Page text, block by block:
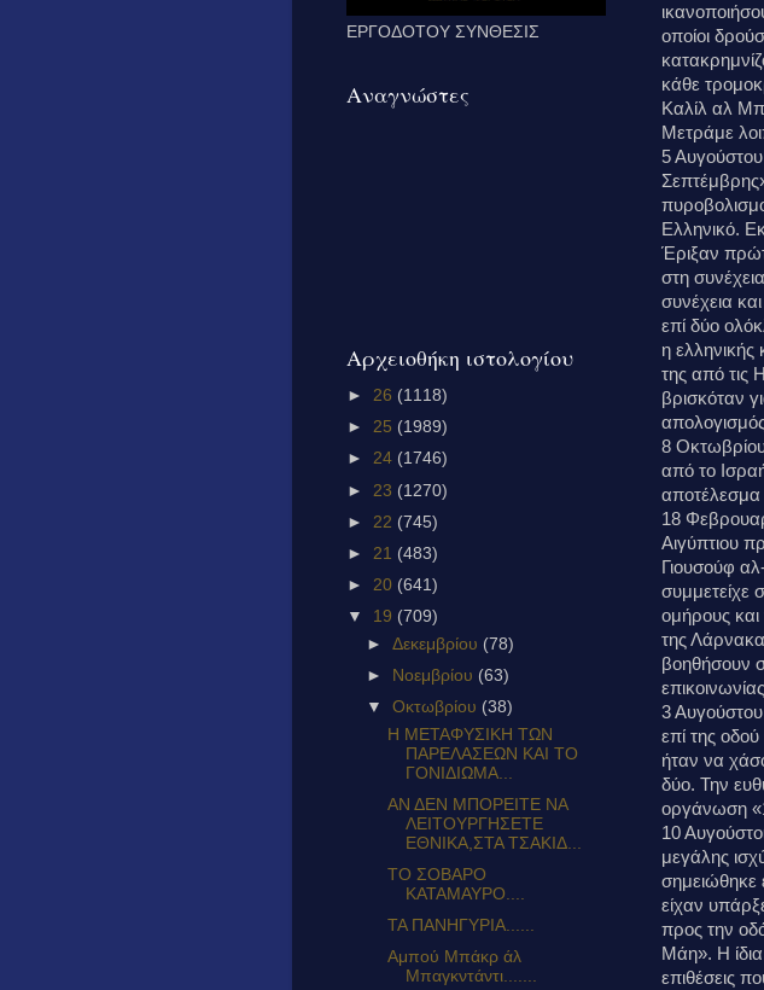
οποίοι
κάθε
Καλίλ αλ
Μετράμε
5
Ελληνικό.
Έριξαν
στη
συνέχεια
επί δύο
η
της από τις
βρισκόταν
8
από το
αποτέλεσμα
18
Αιγύπτιου
Γιουσούφ
συμμετείχε
ομήρους
της
βοηθήσουν
3 Αυγούστου
επί της
ήταν να
δύο. Την
οργάνωση
10
μεγάλης
σημειώθηκε
είχαν
προς την
Μάη». Η
επιθέσεις
ΕΡΓΟΔΟΤΟΥ ΣΥΝΘΕΣΙΣ
Αναγνώστες
Αρχειοθήκη ιστολογίου
► 26 (1118)
► 25 (1989)
► 24 (1746)
► 23 (1270)
► 22 (745)
► 21 (483)
► 20 (641)
▼ 19 (709)
►Δεκεμβρίου (78)
►
Νοεμβρίου (63)
▼Οκτωβρίου (38)
Η ΜΕΤΑΦΥΣΙΚΗ ΤΩΝ
ΠΑΡΕΛΑΣΕΩΝ ΚΑΙ ΤΟ
ΓΟΝΙΔΙΩΜΑ...
ΑΝ ΔΕΝ ΜΠΟΡΕΙΤΕ ΝΑ
ΛΕΙΤΟΥΡΓΗΣΕΤΕ
ΕΘΝΙΚΑ,ΣΤΑ ΤΣΑΚΙΔ...
ΤΟ ΣΟΒΑΡΟ
ΚΑΤΑΜΑΥΡΟ....
ΤΑ ΠΑΝΗΓΥΡΙΑ......
Αμπού Μπάκρ άλ
Μπαγκντάντι.......